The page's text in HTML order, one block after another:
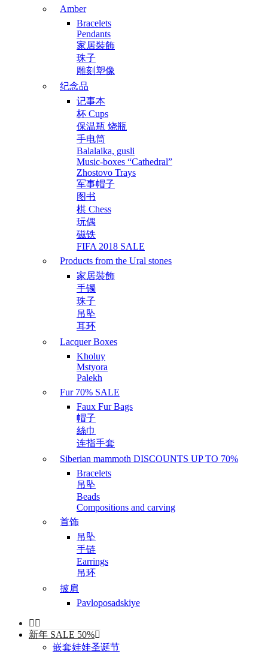
Amber
Bracelets
Pendants
家居裝飾
珠子
雕刻塑像
纪念品
记事本
杯 Cups
保温瓶 烧瓶
手电筒
Balalaika, gusli
Music-boxes “Cathedral”
Zhostovo Trays
军事帽子
图书
棋 Chess
玩偶
磁铁
FIFA 2018 SALE
Products from the Ural stones
家居裝飾
手镯
珠子
吊坠
耳环
Lacquer Boxes
Kholuy
Mstyora
Palekh
Fur 70% SALE
Faux Fur Bags
帽子
絲巾
连指手套
Siberian mammoth DISCOUNTS UP TO 70%
Bracelets
吊坠
Beads
Compositions and carving
首饰
吊坠
手链
Earrings
吊环
披肩
Pavloposadskiye
新年 SALE 50%
嵌套娃娃圣诞节